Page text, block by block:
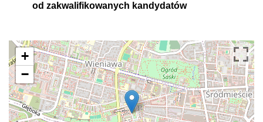
od zakwalifikowanych kandydatów
+
−